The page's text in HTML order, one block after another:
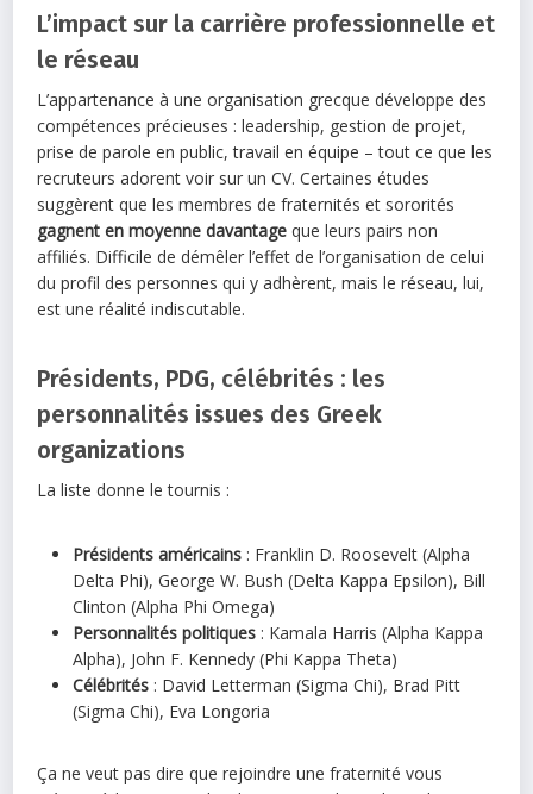
L’impact sur la carrière professionnelle et
le réseau
L’appartenance à une organisation grecque développe des
compétences précieuses : leadership, gestion de projet,
prise de parole en public, travail en équipe – tout ce que les
recruteurs adorent voir sur un CV. Certaines études
suggèrent que les membres de fraternités et sororités
gagnent en moyenne davantage que leurs pairs non
affiliés. Difficile de démêler l’effet de l’organisation de celui
du profil des personnes qui y adhèrent, mais le réseau, lui,
est une réalité indiscutable.
Présidents, PDG, célébrités : les
personnalités issues des Greek
organizations
La liste donne le tournis :
Présidents américains : Franklin D. Roosevelt (Alpha
Delta Phi), George W. Bush (Delta Kappa Epsilon), Bill
Clinton (Alpha Phi Omega)
Personnalités politiques : Kamala Harris (Alpha Kappa
Alpha), John F. Kennedy (Phi Kappa Theta)
Célébrités : David Letterman (Sigma Chi), Brad Pitt
(Sigma Chi), Eva Longoria
Ça ne veut pas dire que rejoindre une fraternité vous